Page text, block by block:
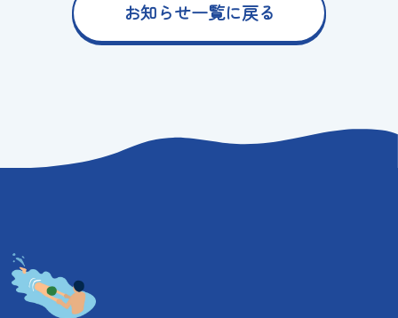
お知らせ一覧に戻る